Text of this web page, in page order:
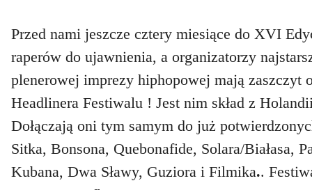
Przed nami jeszcze cztery miesiące do XVI
raperów do ujawnienia, a organizatorzy
plenerowej imprezy hiphopowej mają zaszczyt
Headlinera Festiwalu ! Jest nim skład z
Dołączają oni tym samym do już
Sitka, Bonsona, Quebonafide, Solara/Białasa,
Kubana, Dwa Sławy, Guziora i Filmika..